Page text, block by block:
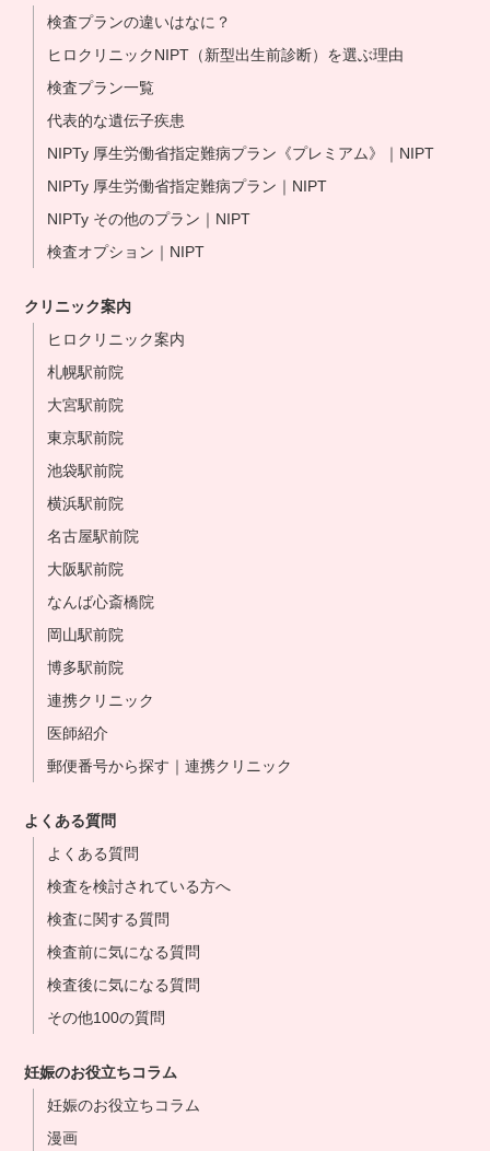
検査プランの違いはなに？
ヒロクリニックNIPT（新型出生前診断）を選ぶ理由
検査プラン一覧
代表的な遺伝子疾患
NIPTy 厚生労働省指定難病プラン《プレミアム》｜NIPT
NIPTy 厚生労働省指定難病プラン｜NIPT
NIPTy その他のプラン｜NIPT
検査オプション｜NIPT
クリニック案内
ヒロクリニック案内
札幌駅前院
大宮駅前院
東京駅前院
池袋駅前院
横浜駅前院
名古屋駅前院
大阪駅前院
なんば心斎橋院
岡山駅前院
博多駅前院
連携クリニック
医師紹介
郵便番号から探す｜連携クリニック
よくある質問
よくある質問
検査を検討されている方へ
検査に関する質問
検査前に気になる質問
検査後に気になる質問
その他100の質問
妊娠のお役立ちコラム
妊娠のお役立ちコラム
漫画